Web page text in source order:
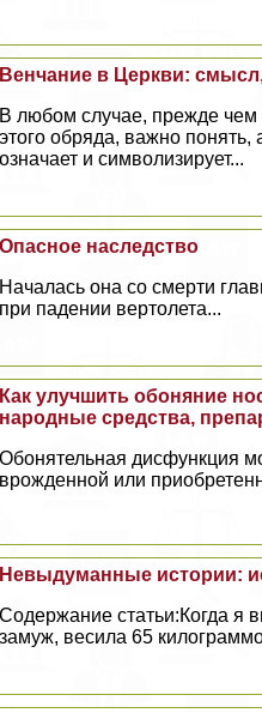
Венчание в Церкви: смысл,
В любом случае, прежде чем
этого обряда, важно понять,
означает и символизирует...
Опасное наследство
Началась она со cмepти
при падении вертолета...
Как улучшить обоняние
народные средства,
Обонятельная дисфункция
врожденной или
Невыдуманные истории:
Содержание статьи:Когда я
замуж, весила 65